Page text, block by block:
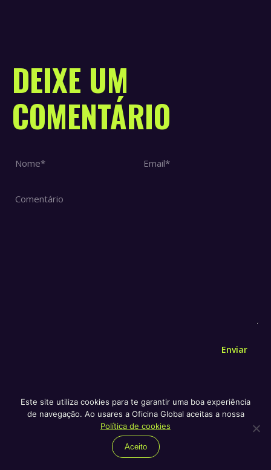
DEIXE UM
COMENTÁRIO
Comentário
Nome * Email *
Enviar
Anna Coote e Sebastian Mang
Este site utiliza cookies para te garantir uma boa experiência
de navegação. Ao usares a Oficina Global aceitas a nossa
Política de cookies
Aceito